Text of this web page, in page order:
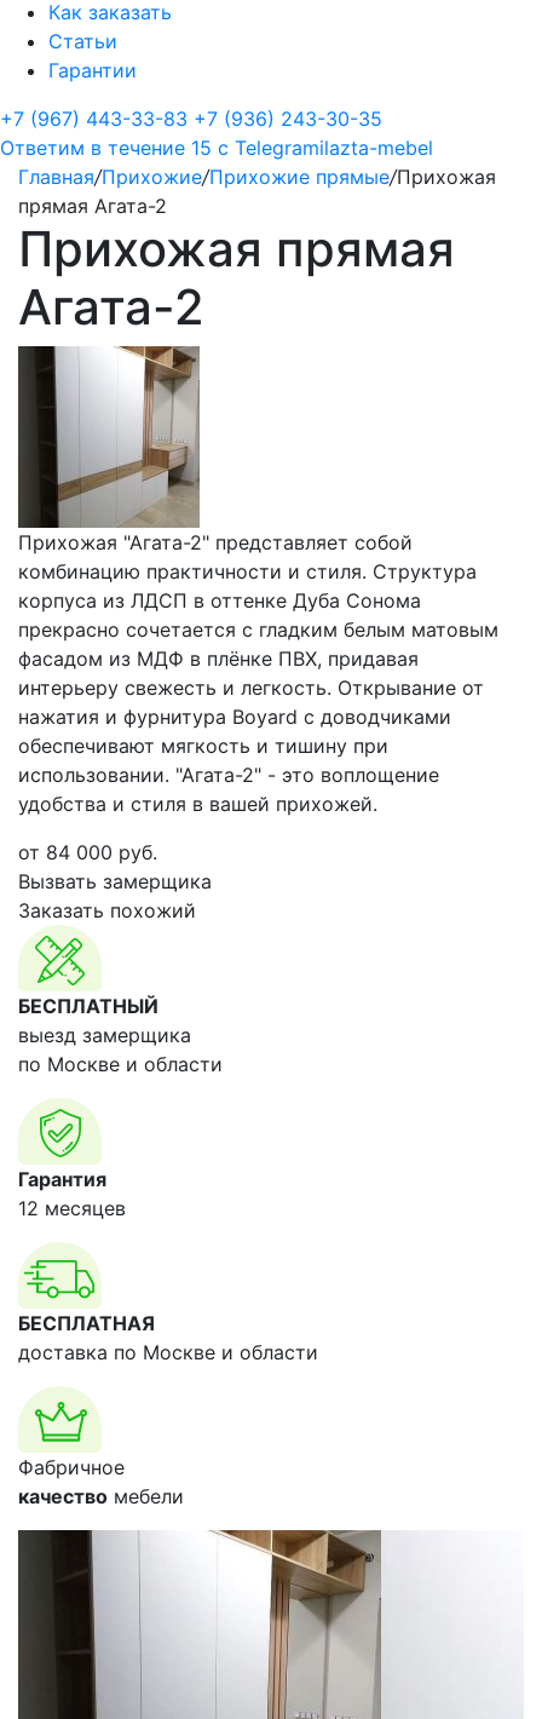
Как заказать
Статьи
Гарантии
+7 (967) 443-33-83 +7 (936) 243-30-35
Ответим в течение 15 с Telegramilazta-mebel
Главная/Прихожие/Прихожие прямые/Прихожая
прямая Агата-2
Прихожая прямая
Агата-2
Прихожая "Агата-2" представляет собой
комбинацию практичности и стиля. Структура
корпуса из ЛДСП в оттенке Дуба Сонома
прекрасно сочетается с гладким белым матовым
фасадом из МДФ в плёнке ПВХ, придавая
интерьеру свежесть и легкость. Открывание от
нажатия и фурнитура Boyard с доводчиками
обеспечивают мягкость и тишину при
использовании. "Агата-2" - это воплощение
удобства и стиля в вашей прихожей.
от 84 000 руб.
Вызвать замерщика
Заказать похожий
БЕСПЛАТНЫЙ
выезд замерщика
по Москве и области
Гарантия
12 месяцев
БЕСПЛАТНАЯ
доставка по Москве и области
Фабричное
качество мебели